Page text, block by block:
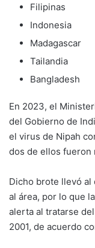
Filipinas
Indonesia
Madagascar
Tailandia
Bangladesh
En 2023, el
del Gobierno de
el virus de Nipah
dos de ellos fueron
Dicho brote llevó
al área, por lo que
alerta al tratarse
2001, de acuerdo